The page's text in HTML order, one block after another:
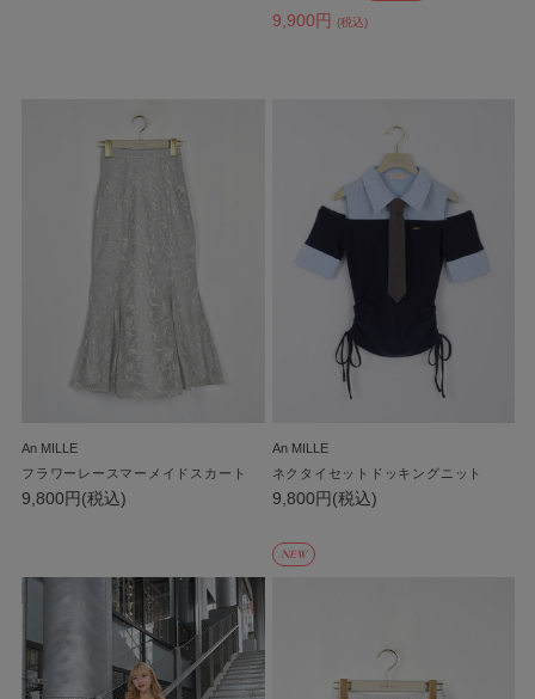
9,900円 (税込)
An MILLE
フラワーレースマーメイドスカート
9,800円(税込)
An MILLE
ネクタイセットドッキングニット
9,800円(税込)
NEW